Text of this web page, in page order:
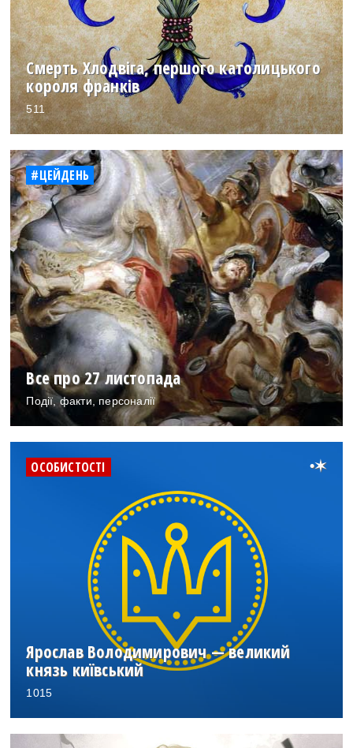
Смерть Хлодвіга, першого католицького
короля франків
511
#ЦЕЙДЕНЬ
Все про 27 листопада
Події, факти, персоналії
ОСОБИСТОСТІ •
Ярослав Володимирович — великий
князь київський
1015